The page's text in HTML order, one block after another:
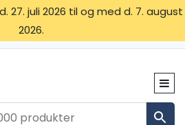
27. juli 2026 til og med d. 7. august
2026.
OM OS